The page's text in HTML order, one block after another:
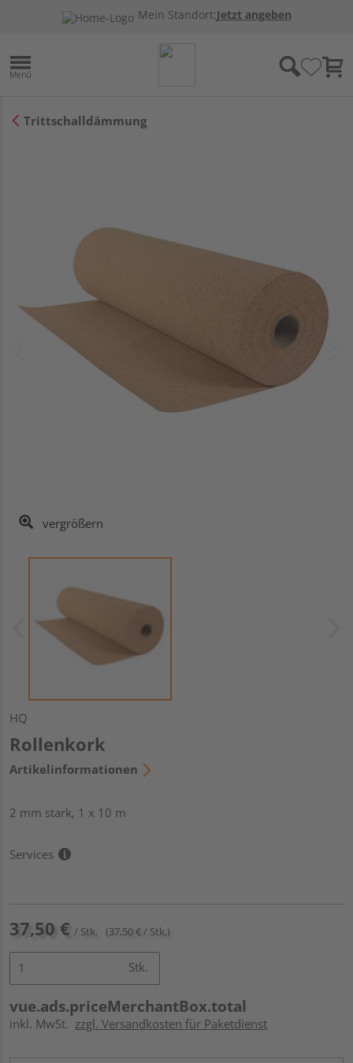
Mein Standort:Jetzt angeben
Trittschalldämmung
vergrößern
HQ
Rollenkork
Artikelinformationen
2 mm stark, 1 x 10 m
Services
37,50 € / Stk. (37,50 € / Stk.)
Stk.
vue.ads.priceMerchantBox.total
inkl. MwSt. zzgl. Versandkosten für Paketdienst